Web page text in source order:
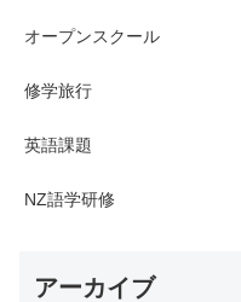
オープンスクール
修学旅行
英語課題
NZ語学研修
アーカイブ